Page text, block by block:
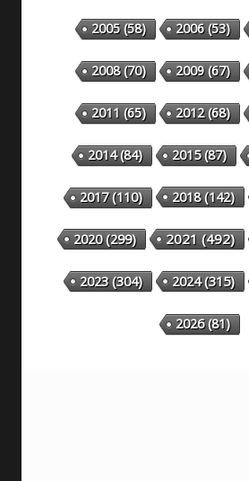
2005(58) 2006(53)
2008(70) 2009(67)
2011 (65) 2012(68)
2014(84) 2015(87)
2017(110) 2018(142)
2020(299) 2021(492)
2023(304) 2024(315)
2026(81)